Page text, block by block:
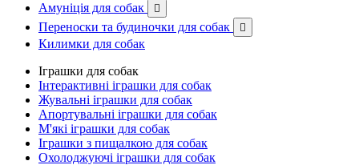
Амуніція для собак 
Переноски та будиночки для собак 
Килимки для собак
Іграшки для собак
Інтерактивні іграшки для собак
Жувальні іграшки для собак
Апортувальні іграшки для собак
М'які іграшки для собак
Іграшки з пищалкою для собак
Охолоджуючі іграшки для собак